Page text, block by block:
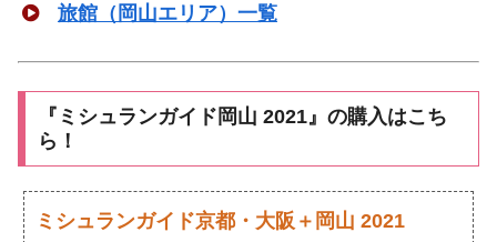
旅館（岡山エリア）一覧
『ミシュランガイド岡山 2021』の購入はこち
ら！
ミシュランガイド京都・大阪＋岡山 2021